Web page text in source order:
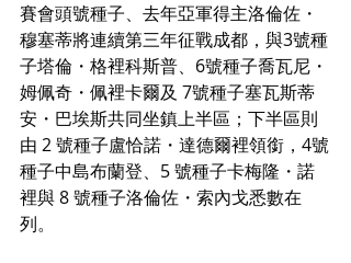
賽會頭號種子、去年亞軍得主洛倫佐・
穆塞蒂將連續第三年征戰成都，與3號種
子塔倫・格裡科斯普、6號種子喬瓦尼・
姆佩奇・佩裡卡爾及 7號種子塞瓦斯蒂
安・巴埃斯共同坐鎮上半區；下半區則
由 2 號種子盧恰諾・達德爾裡領銜，4號
種子中島布蘭登、5 號種子卡梅隆・諾
裡與 8 號種子洛倫佐・索內戈悉數在
列。